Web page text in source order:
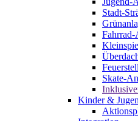
Stadt-
Fahrrad-
Skate-
Kinder &